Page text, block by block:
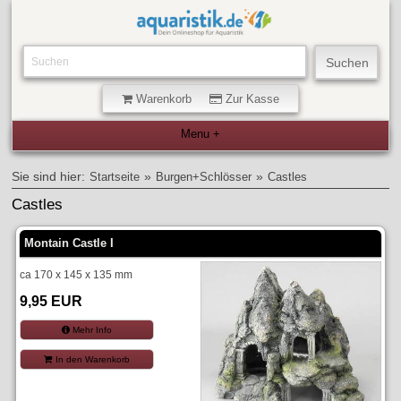
Warenkorb Zur Kasse
Sie sind hier: Startseite » Burgen+Schlösser » Castles
Castles
Montain Castle I
ca 170 x 145 x 135 mm
9,95 EUR
Mehr Info
In den Warenkorb